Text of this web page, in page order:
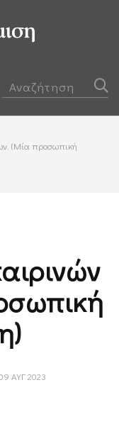
(Μία προσωπική
ΑΥΓ 2023